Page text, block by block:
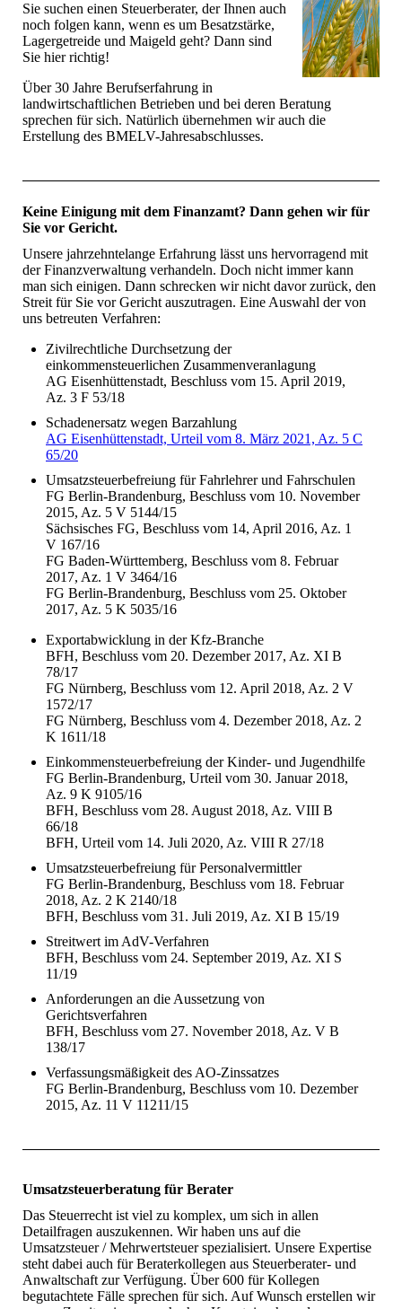
Sie suchen einen Steuerberater, der Ihnen auch
noch folgen kann, wenn es um Besatzstärke,
Lagergetreide und Maigeld geht? Dann sind
Sie hier richtig!
Über 30 Jahre Berufserfahrung in
landwirtschaftlichen Betrieben und bei deren Beratung
sprechen für sich. Natürlich übernehmen wir auch die
Erstellung des BMELV-Jahresabschlusses.
Keine Einigung mit dem Finanzamt? Dann gehen wir für
Sie vor Gericht.
Unsere jahrzehntelange Erfahrung lässt uns hervorragend mit
der Finanzverwaltung verhandeln. Doch nicht immer kann
man sich einigen. Dann schrecken wir nicht davor zurück, den
Streit für Sie vor Gericht auszutragen. Eine Auswahl der von
uns betreuten Verfahren:
Zivilrechtliche Durchsetzung der
einkommensteuerlichen Zusammenveranlagung
AG Eisenhüttenstadt, Beschluss vom 15. April 2019,
Az. 3 F 53/18
Schadenersatz wegen Barzahlung
AG Eisenhüttenstadt, Urteil vom 8. März 2021, Az. 5 C
65/20
Umsatzsteuerbefreiung für Fahrlehrer und Fahrschulen
FG Berlin-Brandenburg, Beschluss vom 10. November
2015, Az. 5 V 5144/15
Sächsisches FG, Beschluss vom 14, April 2016, Az. 1
V 167/16
FG Baden-Württemberg, Beschluss vom 8. Februar
2017, Az. 1 V 3464/16
FG Berlin-Brandenburg, Beschluss vom 25. Oktober
2017, Az. 5 K 5035/16
Exportabwicklung in der Kfz-Branche
BFH, Beschluss vom 20. Dezember 2017, Az. XI B
78/17
FG Nürnberg, Beschluss vom 12. April 2018, Az. 2 V
1572/17
FG Nürnberg, Beschluss vom 4. Dezember 2018, Az. 2
K 1611/18
Einkommensteuerbefreiung der Kinder- und Jugendhilfe
FG Berlin-Brandenburg, Urteil vom 30. Januar 2018,
Az. 9 K 9105/16
BFH, Beschluss vom 28. August 2018, Az. VIII B
66/18
BFH, Urteil vom 14. Juli 2020, Az. VIII R 27/18
Umsatzsteuerbefreiung für Personalvermittler
FG Berlin-Brandenburg, Beschluss vom 18. Februar
2018, Az. 2 K 2140/18
BFH, Beschluss vom 31. Juli 2019, Az. XI B 15/19
Streitwert im AdV-Verfahren
BFH, Beschluss vom 24. September 2019, Az. XI S
11/19
Anforderungen an die Aussetzung von
Gerichtsverfahren
BFH, Beschluss vom 27. November 2018, Az. V B
138/17
Verfassungsmäßigkeit des AO-Zinssatzes
FG Berlin-Brandenburg, Beschluss vom 10. Dezember
2015, Az. 11 V 11211/15
Umsatzsteuerberatung für Berater
Das Steuerrecht ist viel zu komplex, um sich in allen
Detailfragen auszukennen. Wir haben uns auf die
Umsatzsteuer / Mehrwertsteuer spezialisiert. Unsere Expertise
steht dabei auch für Beraterkollegen aus Steuerberater- und
Anwaltschaft zur Verfügung. Über 600 für Kollegen
begutachtete Fälle sprechen für sich. Auf Wunsch erstellen wir